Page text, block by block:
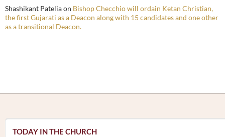
Shashikant Pateliaon Bishop Checchio will ordain Ketan Christian,
the first Gujarati as a Deacon along with 15 candidates and one other
as a transitional Deacon.
TODAY IN THE CHURCH